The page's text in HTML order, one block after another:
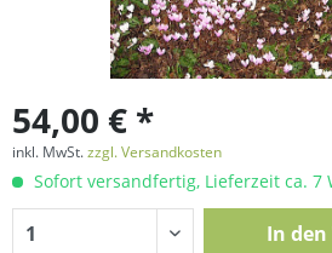
54,00 € *
inkl. MwSt.zzgl. Versandkosten
Sofort versandfertig, Lieferzeit ca. 7
In den